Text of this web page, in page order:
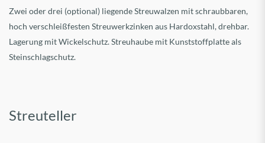
Zwei oder drei (optional) liegende Streuwalzen mit schraubbaren,
hoch verschleißfesten Streuwerkzinken aus Hardoxstahl, drehbar.
Lagerung mit Wickelschutz. Streuhaube mit Kunststoffplatte als
Steinschlagschutz.
Streuteller